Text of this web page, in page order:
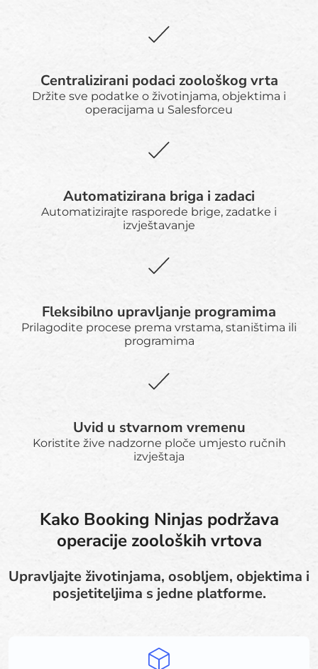
Centralizirani podaci zoološkog vrta
Držite sve podatke o životinjama, objektima i
operacijama u Salesforceu
Automatizirana briga i zadaci
Automatizirajte rasporede brige, zadatke i
izvještavanje
Fleksibilno upravljanje programima
Prilagodite procese prema vrstama, staništima ili
programima
Uvid u stvarnom vremenu
Koristite žive nadzorne ploče umjesto ručnih
izvještaja
Kako Booking Ninjas podržava
operacije zooloških vrtova
Upravljajte životinjama, osobljem, objektima i
posjetiteljima s jedne platforme.